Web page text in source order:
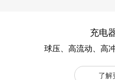
充电
球压、高流动、高
了解